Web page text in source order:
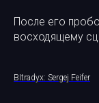
После его
восходящему
BItradyx: Sergej Feifer